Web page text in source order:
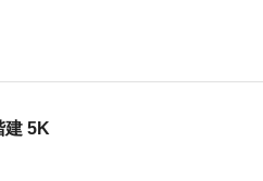
建 5K